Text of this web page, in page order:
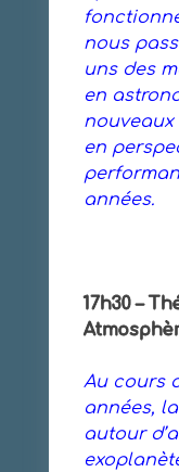
nous
uns des
en
en
années.
17h30 –
Au cours
années,
autour